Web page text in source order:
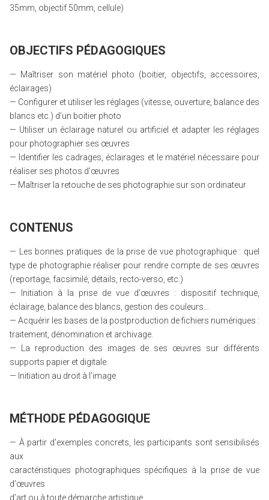
35mm, objectif 50mm, cellule)
OBJECTIFS PÉDAGOGIQUES
— Maîtriser son matériel photo (boitier, objectifs, accessoires,
éclairages)
— Configurer et utiliser les réglages (vitesse, ouverture, balance des
blancs etc.) d’un boitier photo
— Utiliser un éclairage naturel ou artificiel et adapter les réglages
pour photographier ses œuvres
— Identifier les cadrages, éclairages et le matériel nécessaire pour
réaliser ses photos d’œuvres
— Maîtriser la retouche de ses photographie sur son ordinateur
CONTENUS
— Les bonnes pratiques de la prise de vue photographique : quel
type de photographie réaliser pour rendre compte de ses œuvres
(reportage, facsimilé, détails, recto-verso, etc.)
— Initiation à la prise de vue d’œuvres : dispositif technique,
éclairage, balance des blancs, gestion des couleurs…
— Acquérir les bases de la postproduction de fichiers numériques :
traitement, dénomination et archivage.
— La reproduction des images de ses œuvres sur différents
supports papier et digitale.
— Initiation au droit à l’image
MÉTHODE PÉDAGOGIQUE
— À partir d’exemples concrets, les participants sont sensibilisés
aux
caractéristiques photographiques spécifiques à la prise de vue
d’œuvres
d’art ou à toute démarche artistique.